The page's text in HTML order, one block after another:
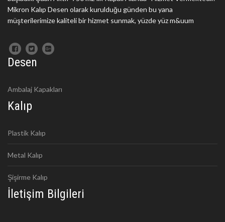
Mikron Kalıp Desen olarak kurulduğu günden bu yana
müşterilerimize kaliteli bir hizmet sunmak, yüzde yüz m&uum
Desen
Ambalaj Kapakları
Kalıp
Plastik Kalıp
Metal Kalıp
Şişirme Kalıp
İletişim Bilgileri